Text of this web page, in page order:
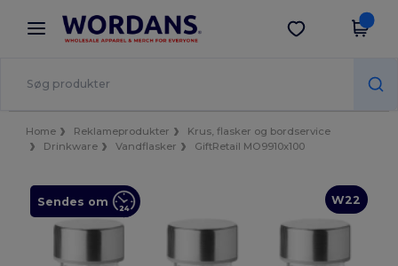
× Wordans-app
Bedre priser i appen!
Hent app
Home Reklameprodukter
Krus, flasker og bordservice
Drinkware
Vandflasker GiftRetail MO9910x100
W22
Sendes om